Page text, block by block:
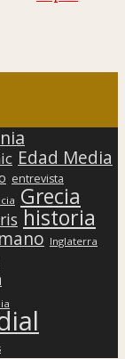
Edad Media
entrevista
Grecia
historia
Inglaterra